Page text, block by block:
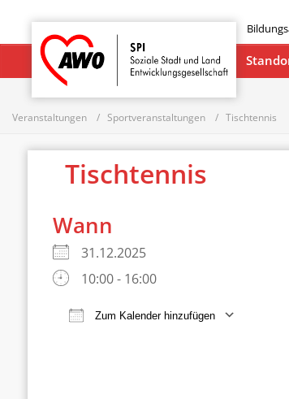
Startseite
Veranstaltungen Sportveranstaltungen Tischtennis
Tischtennis
Wann
31.12.2025
10:00 - 16:00
Zum Kalender hinzufügen